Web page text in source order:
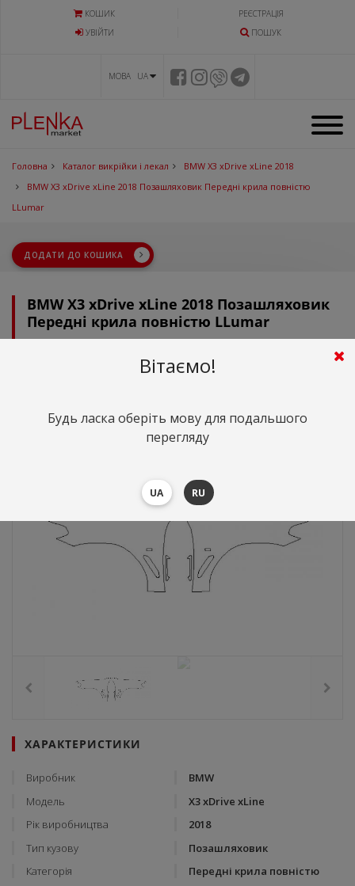
КОШИК
РЕЄСТРАЦІЯ
УВIЙТИ
ПОШУК
МОВА UA
Головна Каталог викрійки і лекал
BMW X3 xDrive xLine 2018
BMW X3 xDrive xLine 2018 Позашляховик Передні крила повністю
LLumar
ДОДАТИ ДО КОШИКА
BMW X3 xDrive xLine 2018 Позашляховик
Передні крила повністю LLumar
грн.($145.27)
ХАРАКТЕРИСТИКИ
Виробник
BMW
Модель
X3 xDrive xLine
Рік виробництва
2018
Тип кузову
Позашляховик
Категорія
Передні крила повністю
Вітаємо!
Будь ласка оберіть мову для подальшого
перегляду
UA RU